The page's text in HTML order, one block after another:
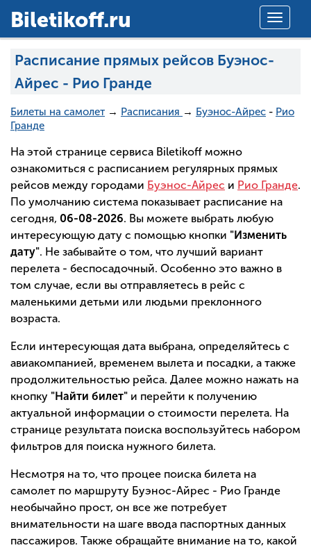
Toggle
Вiletikoff.ru
Расписание прямых рейсов Буэнос-
Айрес - Рио Гранде
Билеты на самолет → Расписания → Буэнос-Айрес - Рио
Гранде
На этой странице сервиса Biletikoff можно
ознакомиться с расписанием регулярных прямых
рейсов между городами Буэнос-Айрес и Рио Гранде.
По умолчанию система показывает расписание на
сегодня, 06-08-2026. Вы можете выбрать любую
интересующую дату с помощью кнопки "Изменить
дату". Не забывайте о том, что лучший вариант
перелета - беспосадочный. Особенно это важно в
том случае, если вы отправляетесь в рейс с
маленькими детьми или людьми преклонного
возраста.
Если интересующая дата выбрана, определяйтесь с
авиакомпанией, временем вылета и посадки, а также
продолжительностью рейса. Далее можно нажать на
кнопку "Найти билет" и перейти к получению
актуальной информации о стоимости перелета. На
странице результата поиска воспользуйтесь набором
фильтров для поиска нужного билета.
Несмотря на то, что процее поиска билета на
самолет по маршруту Буэнос-Айрес - Рио Гранде
необычайно прост, он все же потребует
внимательности на шаге ввода паспортных данных
пассажиров. Также обращайте внимание на то, какой